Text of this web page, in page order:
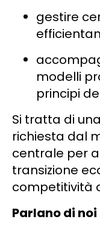
gestire
modelli
principi
Si tratta di
richiesta dal
centrale per
transizione
competitività
Parlano di noi